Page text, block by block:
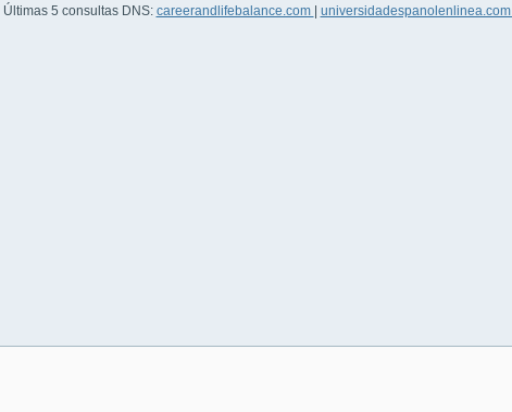
Últimas 5 consultas DNS: careerandlifebalance.com universidadespanolenlinea.com